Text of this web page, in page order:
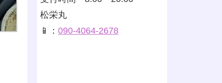
松栄丸
📱： 090-4064-2678